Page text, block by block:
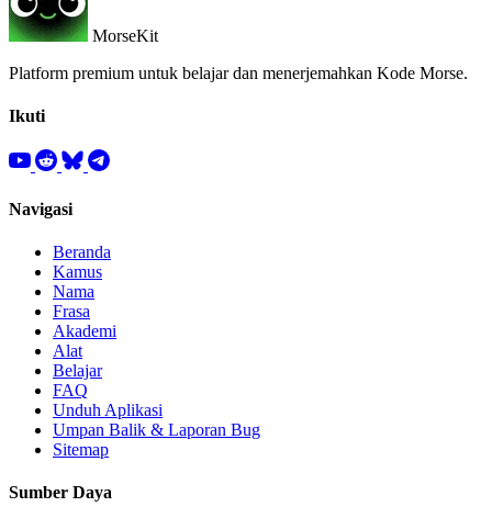
MorseKit
Platform premium untuk belajar dan menerjemahkan Kode Morse.
Ikuti
Navigasi
Beranda
Kamus
Nama
Frasa
Akademi
Alat
Belajar
FAQ
Unduh Aplikasi
Umpan Balik & Laporan Bug
Sitemap
Sumber Daya